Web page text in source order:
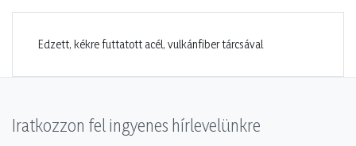
Edzett, kékre futtatott acél, vulkánfiber tárcsával
Iratkozzon fel ingyenes hírlevelünkre